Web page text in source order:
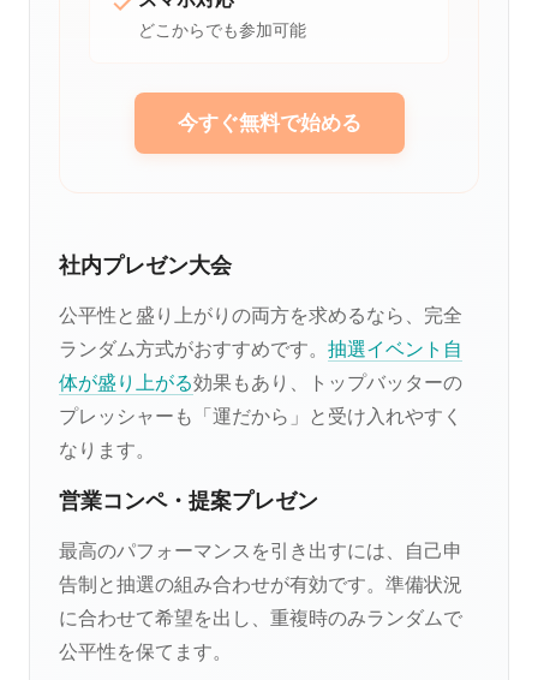
どこからでも参加可能
今すぐ無料で始める
社内プレゼン大会
公平性と盛り上がりの両方を求めるなら、完全
ランダム方式がおすすめです。 抽選イベント自
体が盛り上がる効果もあり、トップバッターの
プレッシャーも「運だから」と受け入れやすく
なります。
営業コンペ・提案プレゼン
最高のパフォーマンスを引き出すには、自己申
告制と抽選の組み合わせが有効です。準備状況
に合わせて希望を出し、重複時のみランダムで
公平性を保てます。